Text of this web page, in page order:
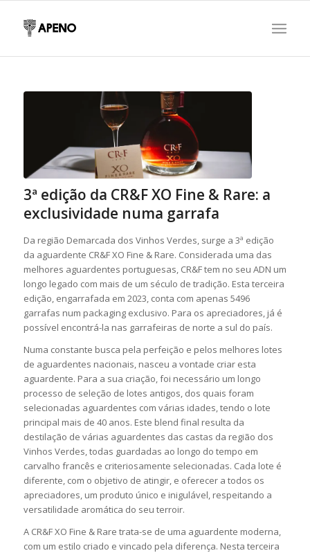
3ª edição da CR&F XO Fine & Rare: a
exclusividade numa garrafa
Da região Demarcada dos Vinhos Verdes, surge a 3ª edição
da aguardente CR&F XO Fine & Rare. Considerada uma das
melhores aguardentes portuguesas, CR&F tem no seu ADN um
longo legado com mais de um século de tradição. Esta terceira
edição, engarrafada em 2023, conta com apenas 5496
garrafas num packaging exclusivo. Para os apreciadores, já é
possível encontrá-la nas garrafeiras de norte a sul do país.
Numa constante busca pela perfeição e pelos melhores lotes
de aguardentes nacionais, nasceu a vontade criar esta
aguardente. Para a sua criação, foi necessário um longo
processo de seleção de lotes antigos, dos quais foram
selecionadas aguardentes com várias idades, tendo o lote
principal mais de 40 anos. Este blend final resulta da
destilação de várias aguardentes das castas da região dos
Vinhos Verdes, todas guardadas ao longo do tempo em
carvalho francês e criteriosamente selecionadas. Cada lote é
diferente, com o objetivo de atingir, e oferecer a todos os
apreciadores, um produto único e inigulável, respeitando a
versatilidade aromática do seu terroir.
A CR&F XO Fine & Rare trata-se de uma aguardente moderna,
com um estilo criado e vincado pela diferença. Nesta terceira